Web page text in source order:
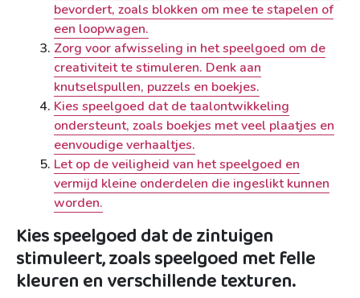
bevordert, zoals blokken om mee te stapelen of
een loopwagen.
Zorg voor afwisseling in het speelgoed om de
creativiteit te stimuleren. Denk aan
knutselspullen, puzzels en boekjes.
Kies speelgoed dat de taalontwikkeling
ondersteunt, zoals boekjes met veel plaatjes en
eenvoudige verhaaltjes.
Let op de veiligheid van het speelgoed en
vermijd kleine onderdelen die ingeslikt kunnen
worden.
Kies speelgoed dat de zintuigen
stimuleert, zoals speelgoed met felle
kleuren en verschillende texturen.